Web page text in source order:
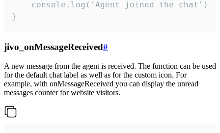
}
jivo_onMessageReceived#
A new message from the agent is received. The function can be used
for the default chat label as well as for the custom icon. For
example, with onMessageReceived you can display the unread
messages counter for website visitors.